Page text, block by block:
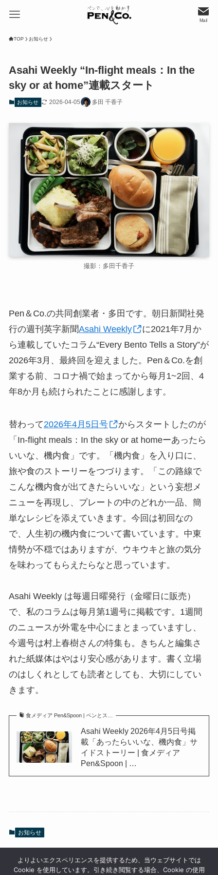
Mail
TOP お知らせ
Asahi Weekly “In-flight meals：In the
sky or at home”連載スタート
お知らせ 2026-04-05 多田 千香子
撮影：多田千香子
Pen＆Co.の共同創業者・多田です。朝日新聞社発
行の週刊英字新聞Asahi Weekly
に2021年7月か
ら連載していたコラム“Every Bento Tells a Story”が
2026年3月、最終回を迎えました。Pen＆Co.を創
業する前、コロナ禍で始まってから毎月1~2回、4
年8か月も続けられたことに感謝します。
替わって2026年4月5日号
からスタートしたのが
「In-flight meals：In the sky or at homeーあったら
いいな、機内食」です。「機内食」を入り口に、
旅や食のストーリーをつづります。「この路線で
こんな機内食が出てきたらいいな」という妄想メ
ニューを再現し、プレートの中のどれか一品、簡
単なレシピを添えていきます。今回は初回なの
で、人生初の機内食について書いています。中東
情勢が不穏ではありますが、ウキウキと旅の気分
を味わってもらえたらなと思っています。
Asahi Weekly は毎週日曜発行（金曜日に販売）
で、私のコラムは毎月第1週号に掲載です。1週間
のニュースが外電を中心にまとまっていますし、
今週号は村上春樹さんの特集も。きちんと編集さ
れた紙媒体はやはり安心感があります。書く立場
のはしくれとしても読者としても、大切にしてい
きます。
食メディア Pen&Spoon | ペンとス…
Asahi Weekly 2026年4月5日号掲
載「あったらいいな、機内食」サ
イドストーリー | 食メディア
Pen&Spoon | …
お知らせ
よりよいエクスペリエンスを提供するため、当ウェブサイトでは
Cookie を使用しています。引き続き閲覧する場合、Cookie の使用